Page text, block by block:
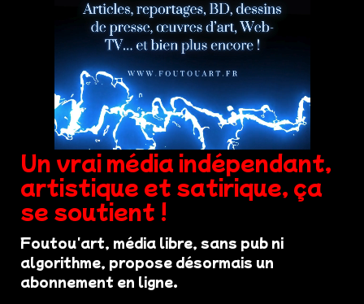
Un vrai média indépendant,
artistique et satirique, ça
se soutient !
Foutou'art, média libre, sans pub ni
algorithme, propose désormais un
abonnement en ligne.